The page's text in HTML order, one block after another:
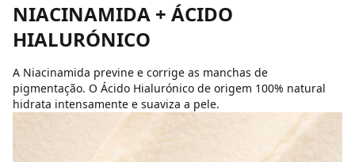
NIACINAMIDA + ÁCIDO
HIALURÓNICO
A Niacinamida previne e corrige as manchas de
pigmentação. O Ácido Hialurónico de origem 100% natural
hidrata intensamente e suaviza a pele.